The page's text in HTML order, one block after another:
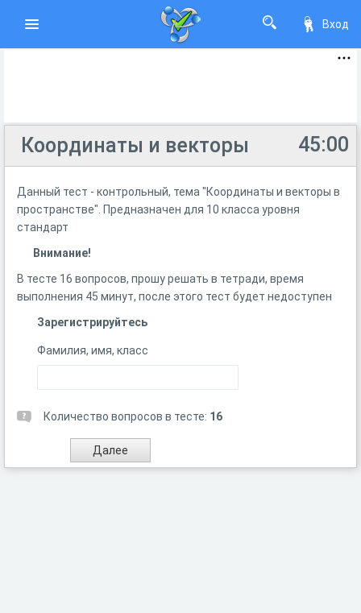
Вход
45:00
Координаты и векторы
Данный тест - контрольный, тема "Координаты и векторы в
пространстве". Предназначен для 10 класса уровня
стандарт
Внимание!
В тесте 16 вопросов, прошу решать в тетради, время
выполнения 45 минут, после этого тест будет недоступен
Зарегистрируйтесь
Фамилия, имя, класс
Количество вопросов в тесте: 16